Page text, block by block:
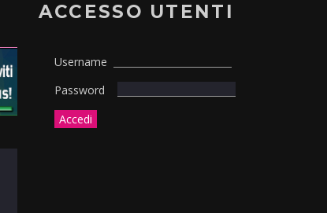
ACCESSO UTENTI
Username
Password